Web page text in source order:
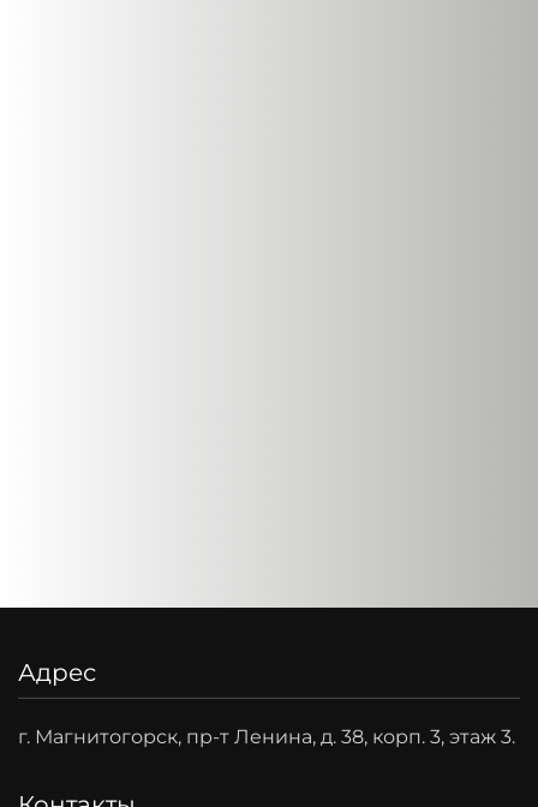
Адрес
г. Магнитогорск, пр-т Ленина, д. 38, корп. 3, этаж 3.